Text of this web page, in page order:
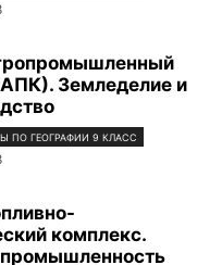
Земледелие и
ПО ГЕОГРАФИИ 9 КЛАСС
комплекс.